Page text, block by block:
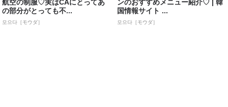
航空の制服♡実はCAにとってあ
の部分がとっても不...
모으다［モウダ］
ンのおすすめメニュー紹介♡ | 韓
国情報サイト ...
모으다［モウダ］